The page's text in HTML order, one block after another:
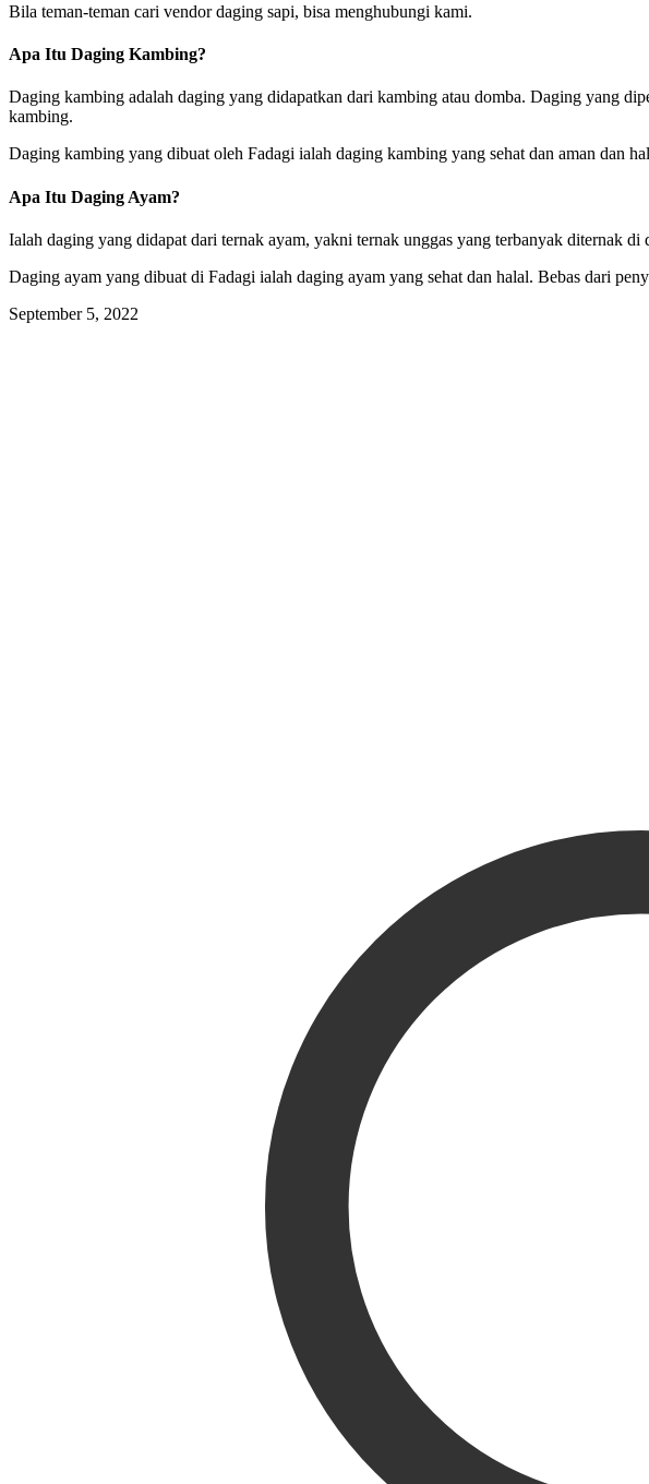
Bila teman-teman cari vendor daging sapi, bisa menghubungi kami.
Apa Itu Daging Kambing?
Daging kambing adalah daging yang didapatkan dari kambing atau domba. Daging yang
kambing.
Daging kambing yang dibuat oleh Fadagi ialah daging kambing yang sehat dan aman dan
Apa Itu Daging Ayam?
Ialah daging yang didapat dari ternak ayam, yakni ternak unggas yang terbanyak diternak
Daging ayam yang dibuat di Fadagi ialah daging ayam yang sehat dan halal. Bebas dari
September 5, 2022